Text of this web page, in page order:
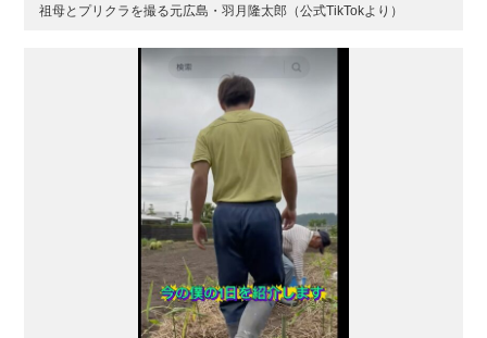
祖母とプリクラを撮る元広島・羽月隆太郎（公式TikTokより）